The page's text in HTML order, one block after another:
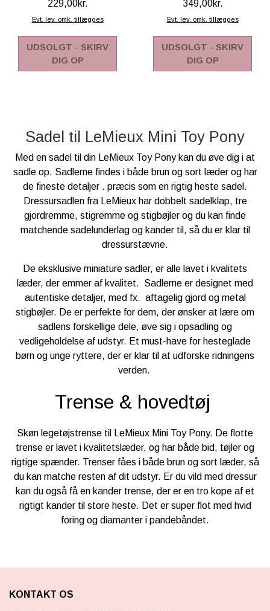
229,00kr.
Evt. lev. omk. tillægges
UDSOLGT - SKIRV
DIG OP
349,00kr.
Evt. lev. omk. tillægges
UDSOLGT - SKIRV
DIG OP
Sadel til LeMieux Mini Toy Pony
Med en sadel til din LeMieux Toy Pony kan du øve dig i at
sadle op. Sadlerne findes i både brun og sort læder og har
de fineste detaljer . præcis som en rigtig heste sadel.
Dressursadlen fra LeMieux har dobbelt sadelklap, tre
gjordremme, stigremme og stigbøjler og du kan finde
matchende sadelunderlag og kander til, så du er klar til
dressurstævne.
De eksklusive miniature sadler, er alle lavet i kvalitets
læder, der emmer af kvalitet. Sadlerne er designet med
autentiske detaljer, med fx. aftagelig gjord og metal
stigbøjler. De er perfekte for dem, der ønsker at lære om
sadlens forskellige dele, øve sig i opsadling og
vedligeholdelse af udstyr. Et must-have for hesteglade
børn og unge ryttere, der er klar til at udforske ridningens
verden.
Trense & hovedtøj
Skøn legetøjstrense til LeMieux Mini Toy Pony. De flotte
trense er lavet i kvalitetslæder, og har både bid, tøjler og
rigtige spænder. Trenser fåes i både brun og sort læder, så
du kan matche resten af dit udstyr. Er du vild med dressur
kan du også få en kander trense, der er en tro kope af et
rigtigt kander til store heste. Det er super flot med hvid
foring og diamanter i pandebåndet.
KONTAKT OS